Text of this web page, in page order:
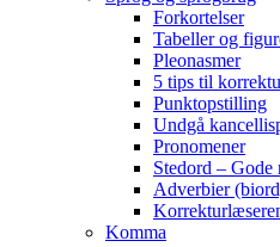
Forkortelser
Tabeller og
Pleonasmer
5 tips til
Punktopstilling
Undgå
Pronomener
Stedord – Gode
Adverbier
Komma